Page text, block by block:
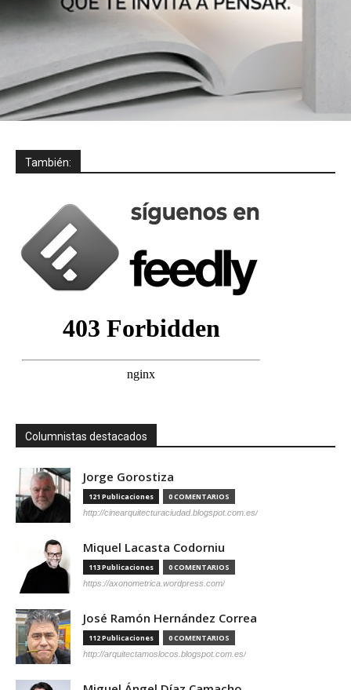
También:
Columnistas destacados
Jorge Gorostiza
121 Publicaciones 0 COMENTARIOS
http://cinearquitecturaciudad.blogspot.com.es/
Miquel Lacasta Codorniu
113 Publicaciones 0 COMENTARIOS
https://axonometrica.wordpress.com/
José Ramón Hernández Correa
112 Publicaciones 0 COMENTARIOS
http://arquitectamoslocos.blogspot.com.es/